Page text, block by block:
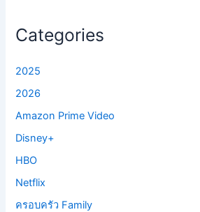
Categories
2025
2026
Amazon Prime Video
Disney+
HBO
Netflix
ครอบครัว Family